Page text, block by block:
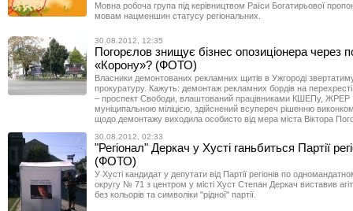
Мовна робоча група під керівництвом Раїси Богатирьової
мовам нацменшин статусу регіональних.
30.08.2012, 12:35
Погорєлов знищує бізнес опозиціонера через
«Корону»? (ФОТО)
Власники демонтованих рекламних щитів в Ужгороді
прокуратуру. Кажуть: демонтаж рекламних бордів на
– проспект Свободи, влаштований працівниками КШЕПу,
муніципальною міліцією, здійснений всупереч рішенню
щодо демонтажу виходила особисто від мера міста Віктора
30.08.2012, 02:33
"Регіонал" Деркач у Хусті ганьбиться Партії
(ФОТО)
У Хусті кандидат у депутати від Партії регіонів по
округу № 71 з центром у місті Хуст Степан Деркач виставив
без кольорів та символіки "рідної" партії.